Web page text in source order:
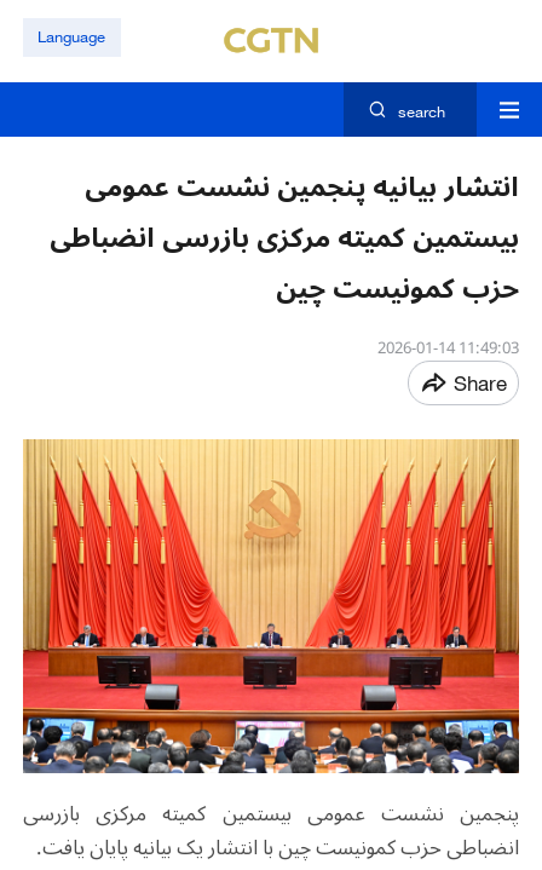
Language
search
انتشار بیانیه پنجمین نشست عمومی
بیستمین کمیته مرکزی بازرسی انضباطی
حزب کمونیست چین
11:49:03 2026-01-14
Share
پنجمین نشست عمومی بیستمین کمیته مرکزی بازرسی
انضباطی حزب کمونیست چین با انتشار یک بیانیه‌ پایان یافت.